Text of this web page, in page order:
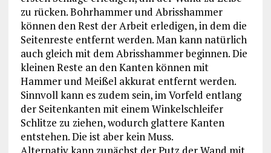
zu rücken. Bohrhammer und Abrisshammer
können den Rest der Arbeit erledigen, in dem die
Seitenreste entfernt werden. Man kann natürlich
auch gleich mit dem Abrisshammer beginnen. Die
kleinen Reste an den Kanten können mit
Hammer und Meißel akkurat entfernt werden.
Sinnvoll kann es zudem sein, im Vorfeld entlang
der Seitenkanten mit einem Winkelschleifer
Schlitze zu ziehen, wodurch glattere Kanten
entstehen. Die ist aber kein Muss.
Alternativ kann zunächst der Putz der Wand mit